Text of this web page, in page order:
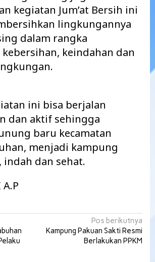
kegiatan Jum’at Bersih ini
lingkungannya
dalam rangka
keindahan dan
ini bisa berjalan
dan aktif sehingga
baru kecamatan
menjadi kampung
indah dan sehat.
Pos berikutnya
Kampung Pakuan Sakti Resmi
Berlakukan PPKM